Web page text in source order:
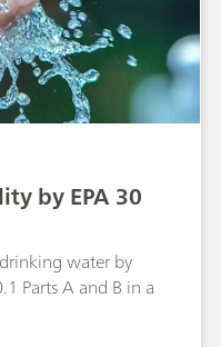
in several
by EPA 30
water by
Parts A and B in a